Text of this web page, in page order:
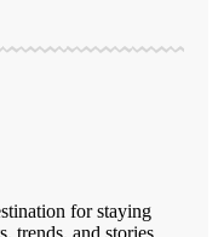
for staying